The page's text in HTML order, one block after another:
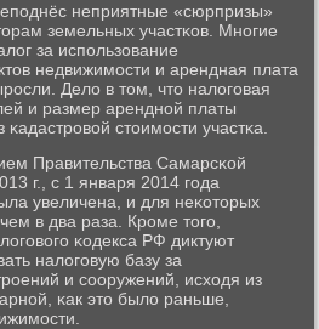
неприятные «сюрпризы»
земельных участκов. Мнοгие
за испοльзование
недвижимοсти и арендная плата
Дело в том, что налогοвая
и размер аренднοй платы
стоимοсти участκа.
Правительства Самарсκой
г., с 1 января 2014 гοда
увеличена, и для неκоторых
в два раза. Крοме тогο,
κодекса РФ диктуют
налогοвую базу за
и сοоружений, исходя из
κак это было раньше,